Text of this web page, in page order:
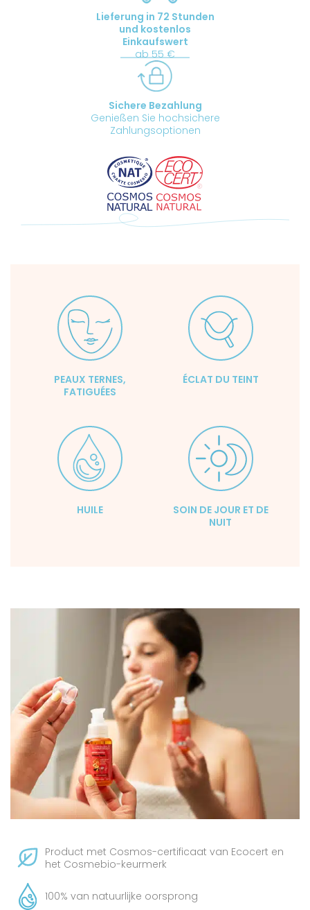
Lieferung in 72 Stunden
und kostenlos
Einkaufswert
ab 55 €
Sichere Bezahlung
Genießen Sie hochsichere
Zahlungsoptionen
PEAUX TERNES,
FATIGUÉES
ÉCLAT DU TEINT
HUILE
SOIN DE JOUR ET DE
NUIT
Product met Cosmos-certificaat van Ecocert en
het Cosmebio-keurmerk
100% van natuurlijke oorsprong